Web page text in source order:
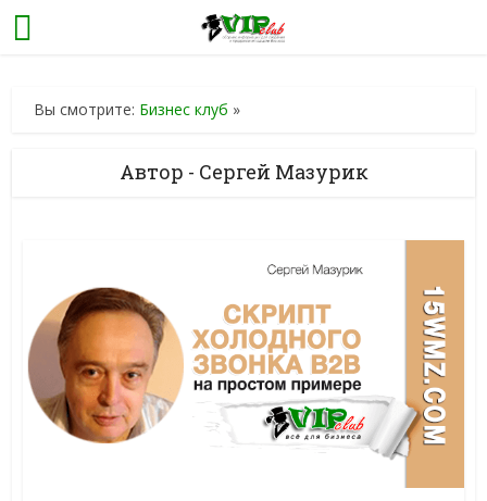
Вы смотрите: Бизнес клуб »
Автор - Сергей Мазурик